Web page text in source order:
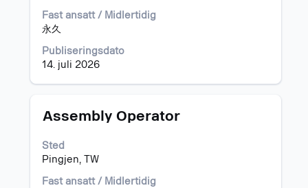
Fast ansatt / Midlertidig
永久
Publiseringsdato
14. juli 2026
vise
det
innholdet
jobbinformasjonen.
Tittel
Assembly Operator
Sted
Pingjen, TW
Fast ansatt / Midlertidig
Velg
mellomromstasten
for
vise